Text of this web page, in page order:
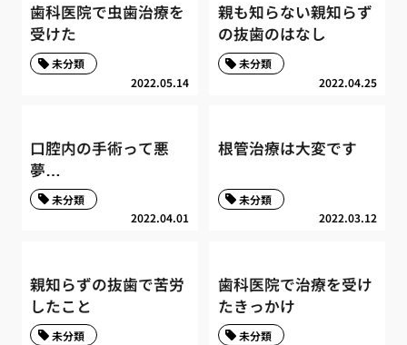
歯科医院で虫歯治療を
受けた
2022.05.14
未分類
親も知らない親知らず
の抜歯のはなし
2022.04.25
未分類
口腔内の手術って悪
夢…
2022.04.01
未分類
根管治療は大変です
2022.03.12
未分類
親知らずの抜歯で苦労
したこと
未分類
歯科医院で治療を受け
たきっかけ
未分類